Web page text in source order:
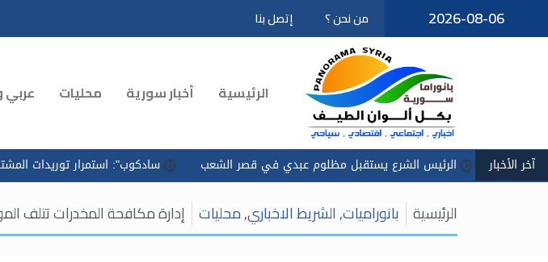
تخطى
2026-08-06 من نحن ؟ إتصل بنا
الرئيسية أخبار سورية محليات عربي
آخر الأخبار
الشرع يستقبل مظلوم عبدي في قصر الشعب سادكوب": استمرار توريدات المشتقات النفطية وتسريع
الرئيسية بانوراميات,الشريط الاخباري,محليات إدارة مكافحة المخدرات تتلف